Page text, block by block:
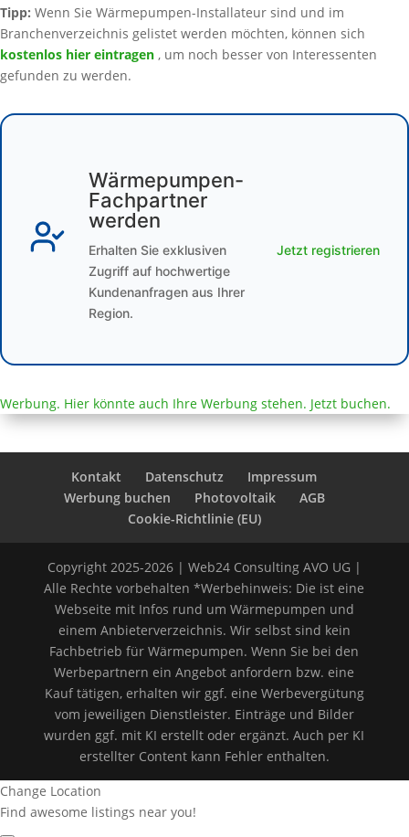
Tipp: Wenn Sie Wärmepumpen-Installateur sind und im
Branchenverzeichnis gelistet werden möchten, können sich
kostenlos hier eintragen , um noch besser von Interessenten
gefunden zu werden.
Wärmepumpen-
Fachpartner
werden
Erhalten Sie exklusiven
Zugriff auf hochwertige
Kundenanfragen aus Ihrer
Region.
Jetzt registrieren
Werbung. Hier könnte auch Ihre Werbung stehen. Jetzt buchen.
Kontakt Datenschutz
Impressum
Werbung buchen
Photovoltaik
AGB
Cookie-Richtlinie (EU)
Copyright 2025-2026 | Web24 Consulting AVO UG |
Alle Rechte vorbehalten *Werbehinweis: Die ist eine
Webseite mit Infos rund um Wärmepumpen und
einem Anbieterverzeichnis. Wir selbst sind kein
Fachbetrieb für Wärmepumpen. Wenn Sie bei den
Werbepartnern ein Angebot anfordern bzw. eine
Kauf tätigen, erhalten wir ggf. eine Werbevergütung
vom jeweiligen Dienstleister. Einträge und Bilder
wurden ggf. mit KI erstellt oder ergänzt. Auch per KI
erstellter Content kann Fehler enthalten.
Change Location
Find awesome listings near you!